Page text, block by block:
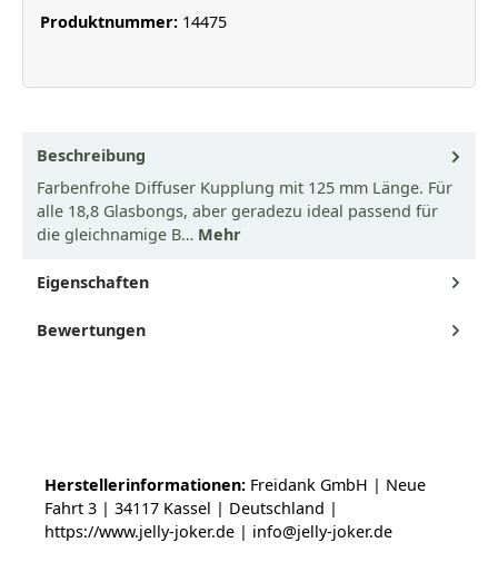
Produktnummer: 14475
Beschreibung
Farbenfrohe Diffuser Kupplung mit 125 mm Länge. Für
alle 18,8 Glasbongs, aber geradezu ideal passend für
die gleichnamige B… Mehr
Eigenschaften
Bewertungen
Herstellerinformationen: Freidank GmbH | Neue
Fahrt 3 | 34117 Kassel | Deutschland |
https://www.jelly-joker.de | info@jelly-joker.de